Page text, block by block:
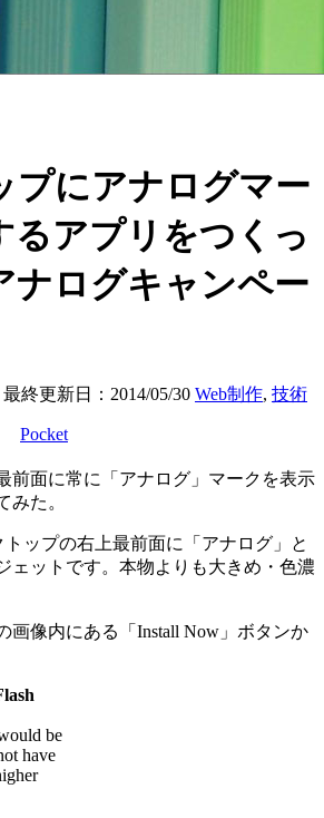
プにアナログマー
るアプリをつくっ
ナログキャンペー
最終更新日：2014/05/30 Web制作, 技術
Pocket
前面に常に「アナログ」マークを表示
みた。
トップの右上最前面に「アナログ」と
ェットです。本物よりも大きめ・色濃
画像内にある「Install Now」ボタンか
be
have